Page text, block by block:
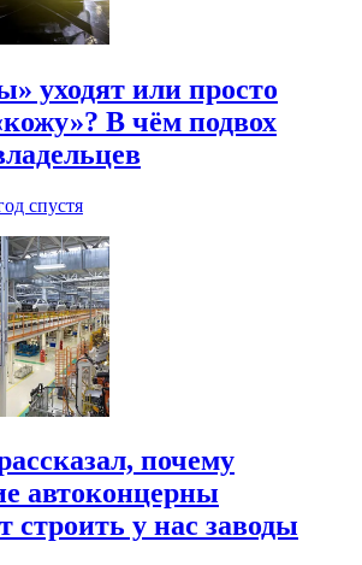
уходят или просто
В чём подвох
спустя
почему
автоконцерны
строить у нас заводы